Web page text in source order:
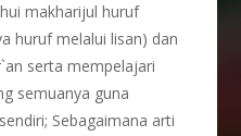
makharijul huruf
huruf melalui lisan) dan
serta mempelajari
semuanya guna
Sebagaimana arti